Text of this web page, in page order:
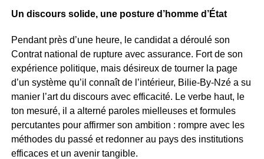
Un discours solide, une posture d’homme d’État
Pendant près d’une heure, le candidat a déroulé son
Contrat national de rupture avec assurance. Fort de son
expérience politique, mais désireux de tourner la page
d’un système qu’il connaît de l’intérieur, Bilie-By-Nzé a su
manier l’art du discours avec efficacité. Le verbe haut, le
ton mesuré, il a alterné paroles mielleuses et formules
percutantes pour affirmer son ambition : rompre avec les
méthodes du passé et redonner au pays des institutions
efficaces et un avenir tangible.